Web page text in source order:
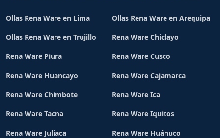
Ollas Rena Ware en Lima Ollas Rena Ware en Arequipa
Ollas Rena Ware en Trujillo Rena Ware Chiclayo
Rena Ware Piura Rena Ware Cusco
Rena Ware Huancayo Rena Ware Cajamarca
Rena Ware Chimbote Rena Ware Ica
Rena Ware Tacna Rena Ware Iquitos
Rena Ware Juliaca Rena Ware Huánuco